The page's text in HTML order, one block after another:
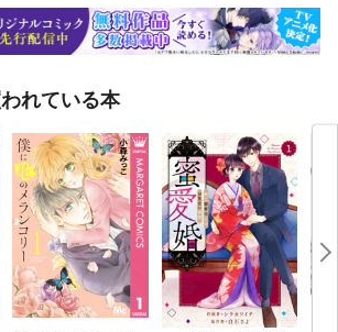
れている本